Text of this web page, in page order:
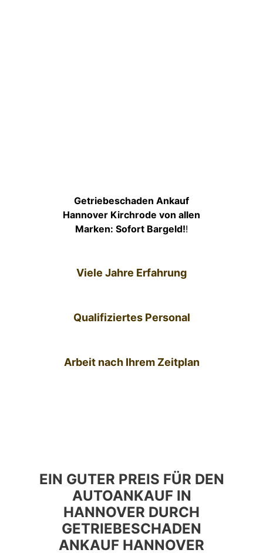
Getriebeschaden Ankauf
Hannover Kirchrode von allen
Marken: Sofort Bargeld!!
Viele Jahre Erfahrung
Qualifiziertes Personal
Arbeit nach Ihrem Zeitplan
EIN GUTER PREIS FÜR DEN
AUTOANKAUF IN
HANNOVER DURCH
GETRIEBESCHADEN
ANKAUF HANNOVER